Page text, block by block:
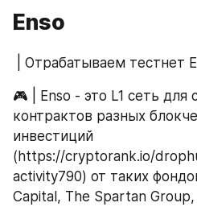
Enso
| Отрабатываем тестнет
🎮 | Enso - это L1 сеть для
контрактов разных
инвестиций
(https://cryptorank.io/
activity790) от таких
Capital, The Spartan